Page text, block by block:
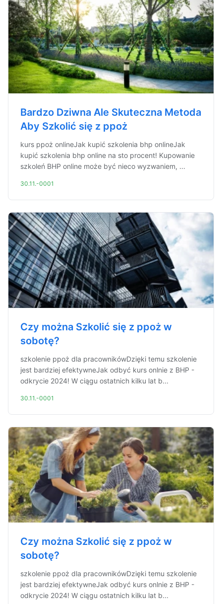
Bardzo Dziwna Ale Skuteczna Metoda
Aby Szkolić się z ppoż
kurs ppoż onlineJak kupić szkolenia bhp onlineJak
kupić szkolenia bhp online na sto procent! Kupowanie
szkoleń BHP online może być nieco wyzwaniem, ...
30.11.-0001
Czy można Szkolić się z ppoż w
sobotę?
szkolenie ppoż dla pracownikówDzięki temu szkolenie
jest bardziej efektywneJak odbyć kurs onlnie z BHP -
odkrycie 2024! W ciągu ostatnich kilku lat b...
30.11.-0001
Czy można Szkolić się z ppoż w
sobotę?
szkolenie ppoż dla pracownikówDzięki temu szkolenie
jest bardziej efektywneJak odbyć kurs onlnie z BHP -
odkrycie 2024! W ciągu ostatnich kilku lat b...